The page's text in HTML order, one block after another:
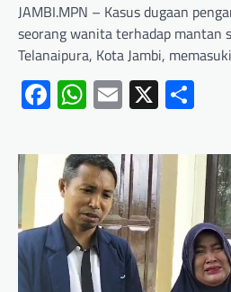
JAMBI.MPN – Kasus dugaan
seorang wanita terhadap mantan
Telanaipura, Kota Jambi,
Facebook
WhatsApp
Email
X